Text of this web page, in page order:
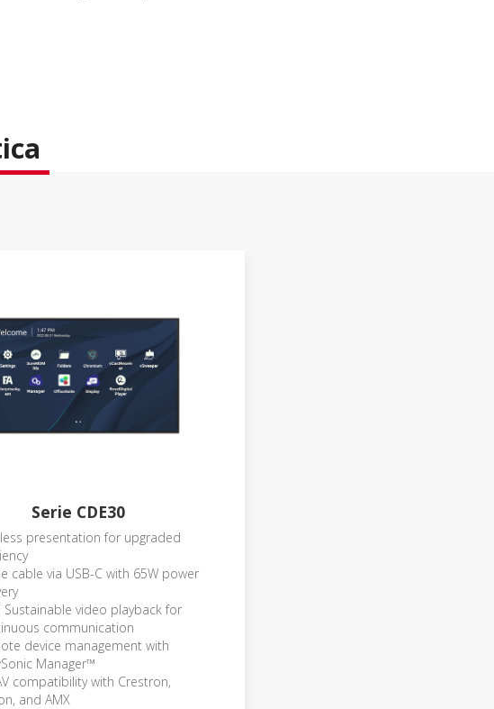
Serie CDE30
presentation for upgraded
cable via USB-C with 65W power
Sustainable video playback for
communication
device management with
Manager™
compatibility with Crestron,
and AMX